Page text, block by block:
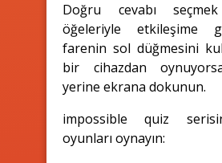
Doğru cevabı
öğeleriyle etkileşime
farenin sol düğmesini
bir cihazdan
yerine ekrana dokunun.
impossible quiz
oyunları oynayın: